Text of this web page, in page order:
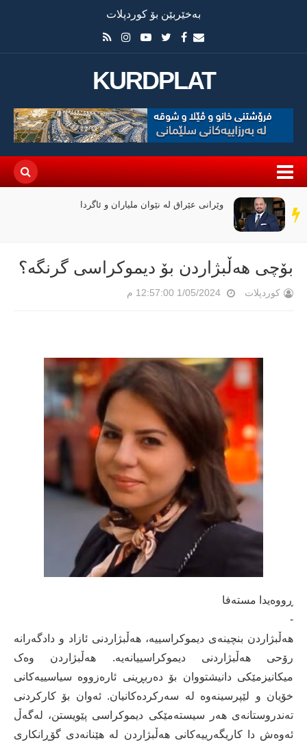
بەخێربێن بۆ کوردپلات
KURDPLAT
سەر
دێڕ
وێرانی عێراق لە نێوان ملیاران و ئاگردا
بۆچی هەڵبژاردن بۆ دیموکراسی گرنگە؟
کوردپلات 1/05/2024 12:57:00 م
ڕووەیدا مستەفا
-
هەڵبژاردن بنچینەی دیموکراسییە، هەڵبژاردنی ئازاد و دادگەرانە
رۆحی هەڵبژاردنی دیموکراسییانەیە. هەڵبژاردن وەک
میکانیزمێکی دانیشتووان بۆ دەربڕینی ئارەزووە سیاسییەکانی
خۆیان و لێپرسینەوە لە سەرکردەکانیان. ئەوان بۆ کارکردنی
تەندروستانەی هەر سیستەمێکی دیموکراسی پێویستن، لەگەڵ
ئەوەش دا کاریگەرییەکانی هەڵبژاردن لە هێنانەدی گۆڕانکاری